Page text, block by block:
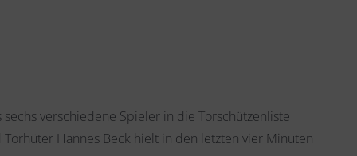
verschiedene Spieler in die Torschützenliste
Hannes Beck hielt in den letzten vier Minuten